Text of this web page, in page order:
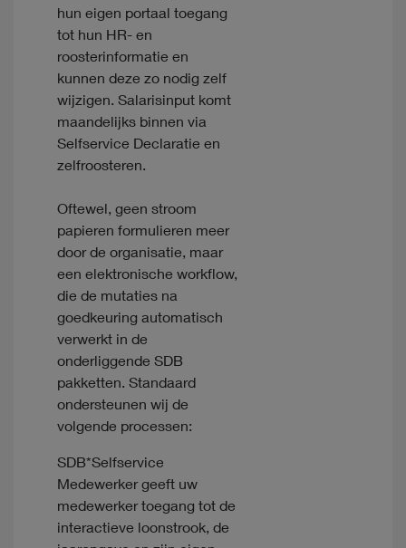
hun eigen portaal toegang
tot hun HR- en
roosterinformatie en
kunnen deze zo nodig zelf
wijzigen. Salarisinput komt
maandelijks binnen via
Selfservice Declaratie en
zelfroosteren.
Oftewel, geen stroom
papieren formulieren meer
door de organisatie, maar
een elektronische workflow,
die de mutaties na
goedkeuring automatisch
verwerkt in de
onderliggende SDB
pakketten. Standaard
ondersteunen wij de
volgende processen:
SDB*Selfservice
Medewerker geeft uw
medewerker toegang tot de
interactieve loonstrook, de